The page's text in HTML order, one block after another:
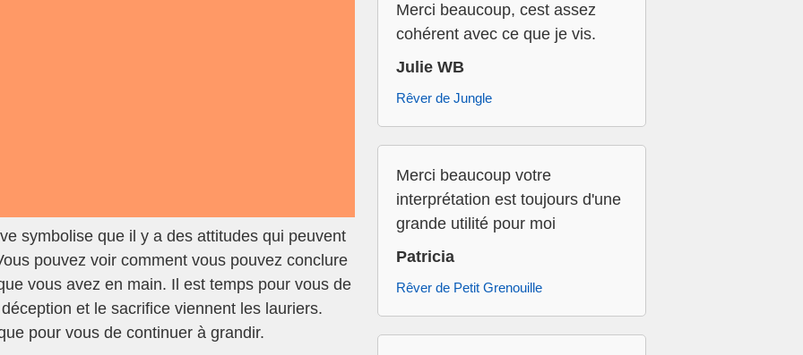
symbolise que il y a des attitudes qui peuvent
pouvez voir comment vous pouvez conclure
vous avez en main. Il est temps pour vous de
et le sacrifice viennent les lauriers.
pour vous de continuer à grandir.
Merci beaucoup, cest assez
cohérent avec ce que je vis.
Julie WB
Rêver de Jungle
Merci beaucoup votre
interprétation est toujours d'une
grande utilité pour moi
Patricia
Rêver de Petit Grenouille